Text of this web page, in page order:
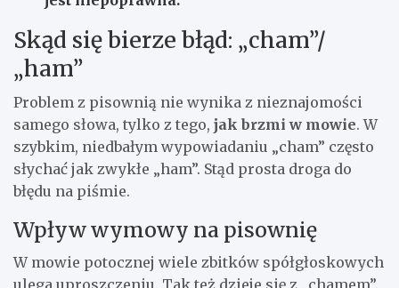
Skąd się bierze błąd: „cham”/
„ham”
Problem z pisownią nie wynika z nieznajomości
samego słowa, tylko z tego, jak brzmi w mowie. W
szybkim, niedbałym wypowiadaniu „cham” często
słychać jak zwykłe „ham”. Stąd prosta droga do
błędu na piśmie.
Wpływ wymowy na pisownię
W mowie potocznej wiele zbitków spółgłoskowych